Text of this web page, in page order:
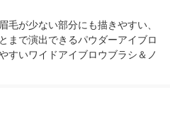
毛が少ない部分にも描きやすい、
まで演出できるパウダーアイブロ
すいワイドアイブロウブラシ＆ノ